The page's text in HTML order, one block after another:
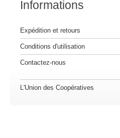
Informations
Expédition et retours
Conditions d'utilisation
Contactez-nous
L'Union des Coopératives